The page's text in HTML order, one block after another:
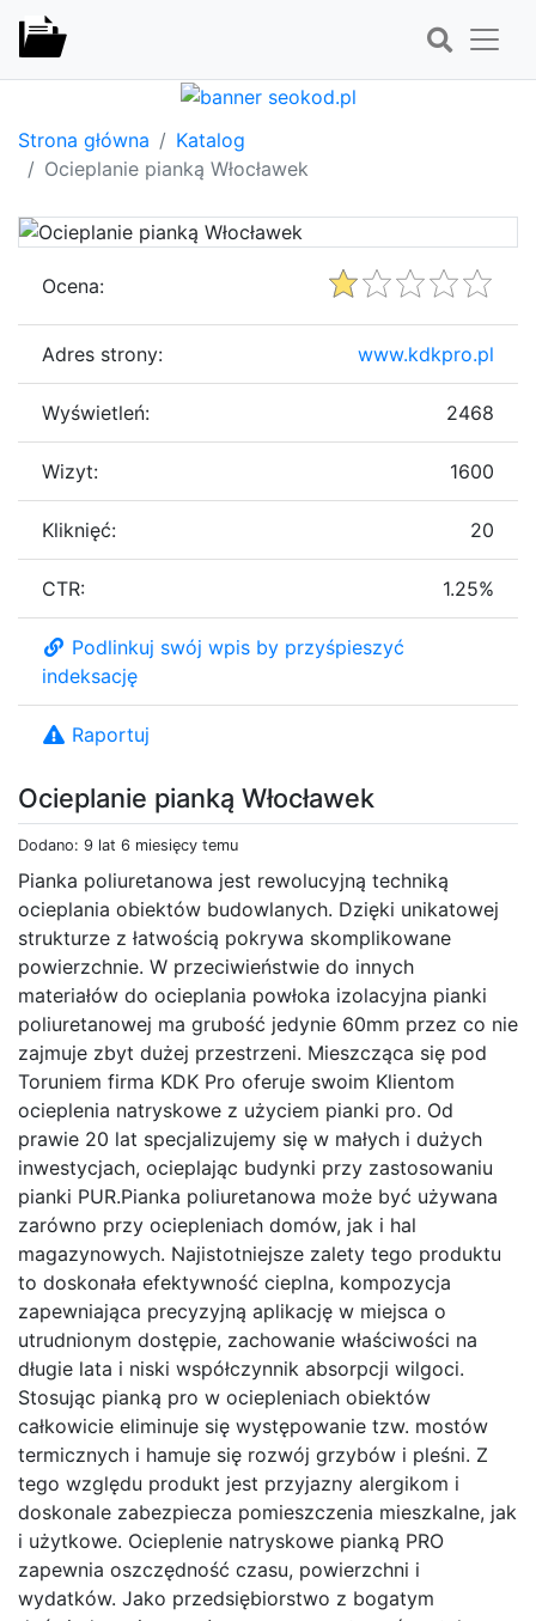
Strona główna
Katalog
Ocieplanie pianką Włocławek
Ocieplanie pianką Włocławek
Dodano: 9 lat 6 miesięcy temu
Pianka poliuretanowa jest rewolucyjną techniką
ocieplania obiektów budowlanych. Dzięki unikatowej
strukturze z łatwością pokrywa skomplikowane
powierzchnie. W przeciwieństwie do innych
materiałów do ocieplania powłoka izolacyjna pianki
poliuretanowej ma grubość jedynie 60mm przez co nie
zajmuje zbyt dużej przestrzeni. Mieszcząca się pod
Toruniem firma KDK Pro oferuje swoim Klientom
ocieplenia natryskowe z użyciem pianki pro. Od
prawie 20 lat specjalizujemy się w małych i dużych
inwestycjach, ocieplając budynki przy zastosowaniu
pianki PUR.Pianka poliuretanowa może być używana
zarówno przy ociepleniach domów, jak i hal
magazynowych. Najistotniejsze zalety tego produktu
to doskonała efektywność cieplna, kompozycja
zapewniająca precyzyjną aplikację w miejsca o
utrudnionym dostępie, zachowanie właściwości na
długie lata i niski współczynnik absorpcji wilgoci.
Stosując pianką pro w ociepleniach obiektów
całkowicie eliminuje się występowanie tzw. mostów
termicznych i hamuje się rozwój grzybów i pleśni. Z
tego względu produkt jest przyjazny alergikom i
doskonale zabezpiecza pomieszczenia mieszkalne, jak
i użytkowe. Ocieplenie natryskowe pianką PRO
zapewnia oszczędność czasu, powierzchni i
wydatków. Jako przedsiębiorstwo z bogatym
Ocena:
Adres strony: www.kdkpro.pl
Wyświetleń: 2468
Wizyt: 1600
Kliknięć: 20
CTR: 1.25%
Podlinkuj swój wpis by przyśpieszyć
indeksację
Raportuj